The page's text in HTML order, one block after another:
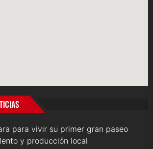
para vivir su primer gran paseo
y producción local